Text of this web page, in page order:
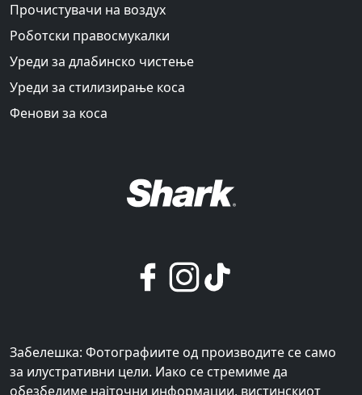
Прочистувачи на воздух
Роботски правосмукалки
Уреди за длабинско чистење
Уреди за стилизирање коса
Фенови за коса
Забелешка: Фотографиите од производите се само
за илустративни цели. Иако се стремиме да
обезбедиме најточни информации, вистинскиот